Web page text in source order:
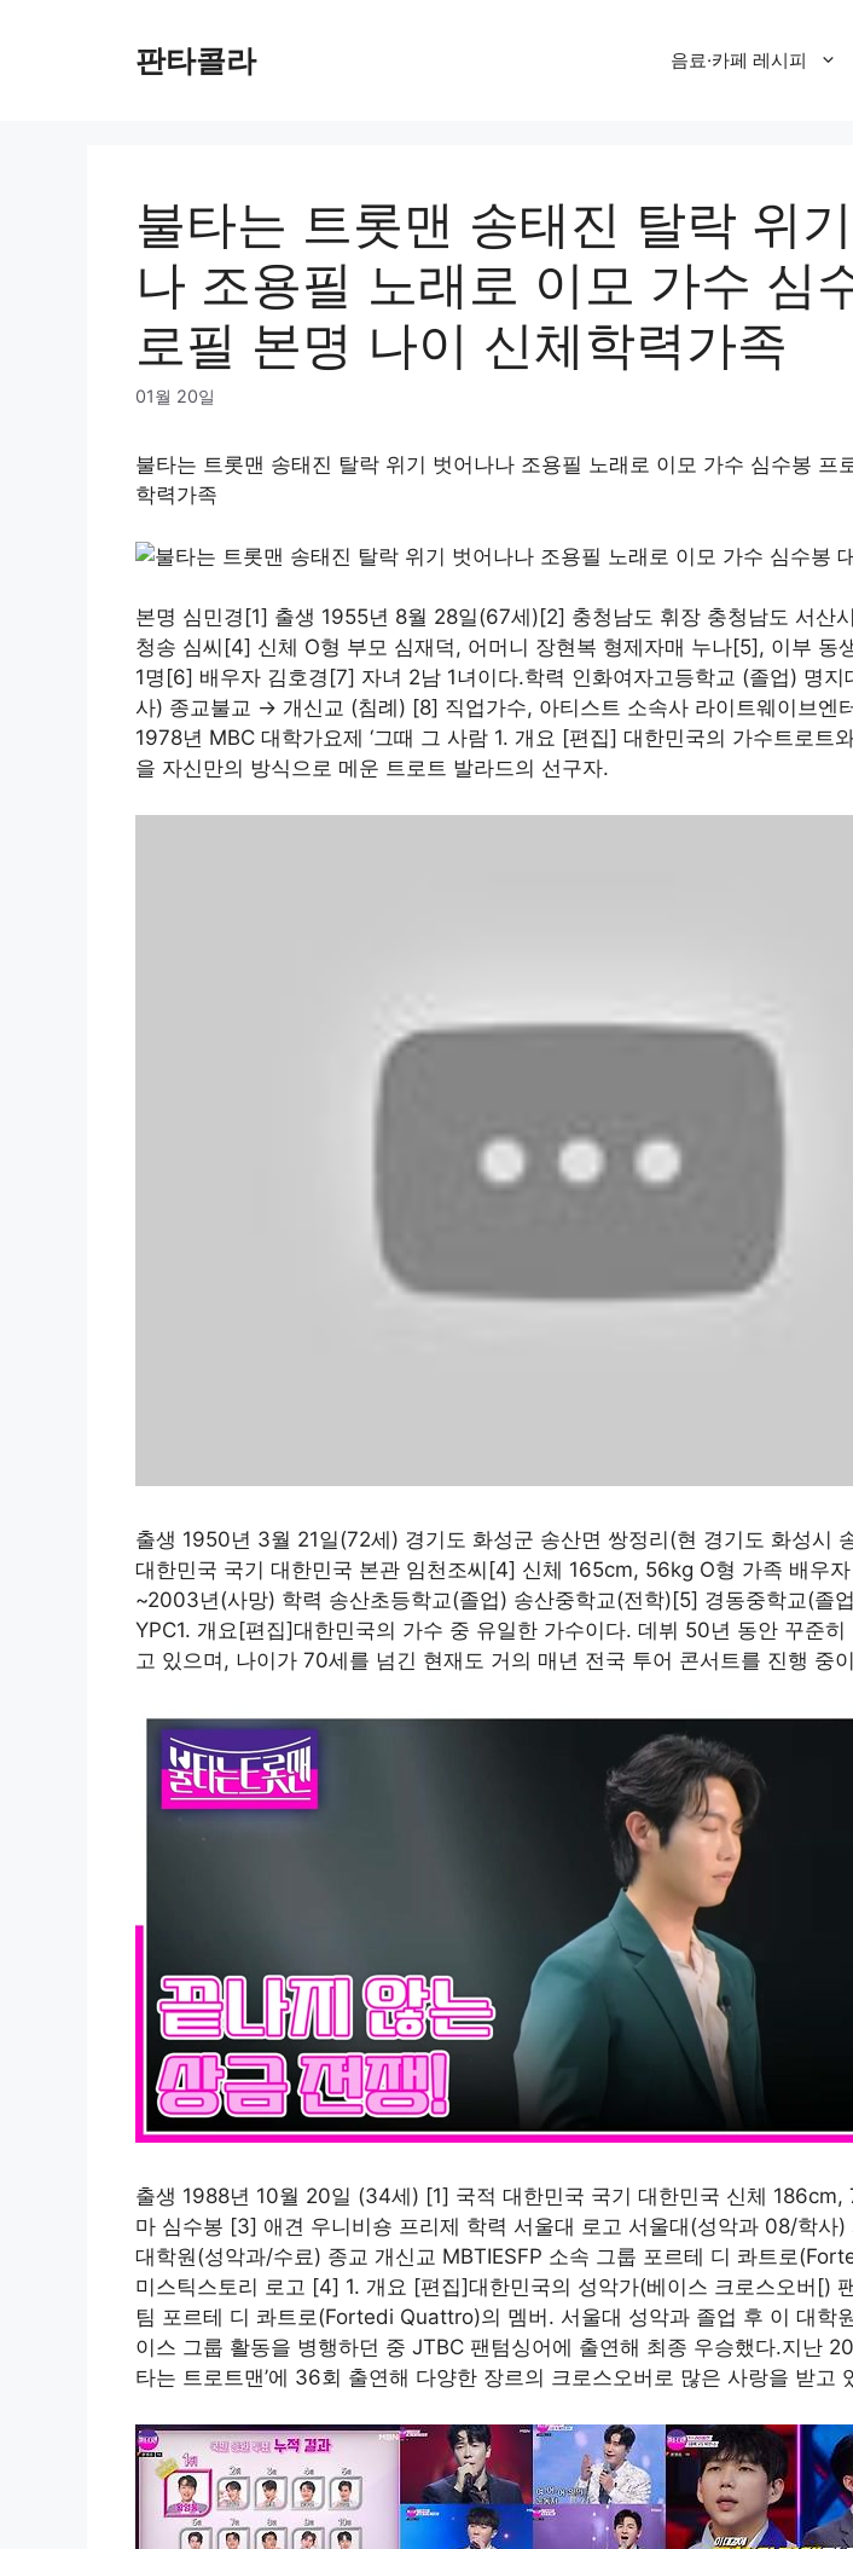
판타콜라 음료·카페 레시피
불타는 트롯맨 송태진 탈락 위
나 조용필 노래로 이모 가수 심
로필 본명 나이 신체학력가족
01월 20일
불타는 트롯맨 송태진 탈락 위기 벗어나나 조용필 노래로 이모 가수 심수봉 프
학력가족
본명 심민경[1] 출생 1955년 8월 28일(67세)[2] 충청남도 휘장 충청남도 서산
청송 심씨[4] 신체 O형 부모 심재덕, 어머니 장현복 형제자매 누나[5], 이부 동
1명[6] 배우자 김호경[7] 자녀 2남 1녀이다.학력 인화여자고등학교 (졸업) 명
사) 종교불교 → 개신교 (침례) [8] 직업가수, 아티스트 소속사 라이트웨이브엔
1978년 MBC 대학가요제 ‘그때 그 사람 1. 개요 [편집] 대한민국의 가수트로트
을 자신만의 방식으로 메운 트로트 발라드의 선구자.
출생 1950년 3월 21일(72세) 경기도 화성군 송산면 쌍정리(현 경기도 화성시
대한민국 국기 대한민국 본관 임천조씨[4] 신체 165cm, 56kg O형 가족 배우
~2003년(사망) 학력 송산초등학교(졸업) 송산중학교(전학)[5] 경동중학교(졸
YPC1. 개요[편집]대한민국의 가수 중 유일한 가수이다. 데뷔 50년 동안 꾸준
고 있으며, 나이가 70세를 넘긴 현재도 거의 매년 전국 투어 콘서트를 진행 중
출생 1988년 10월 20일 (34세) [1] 국적 대한민국 국기 대한민국 신체
마 심수봉 [3] 애견 우니비숑 프리제 학력 서울대 로고 서울대(성악과 08/학사)
대학원(성악과/수료) 종교 개신교 MBTIESFP 소속 그룹 포르테 디 콰트로
미스틱스토리 로고 [4] 1. 개요 [편집]대한민국의 성악가(베이스 크로스오버[)
팀 포르테 디 콰트로(Fortedi Quattro)의 멤버. 서울대 성악과 졸업 후 이 대학
이스 그룹 활동을 병행하던 중 JTBC 팬텀싱어에 출연해 최종 우승했다.지난
타는 트로트맨’에 36회 출연해 다양한 장르의 크로스오버로 많은 사랑을 받고